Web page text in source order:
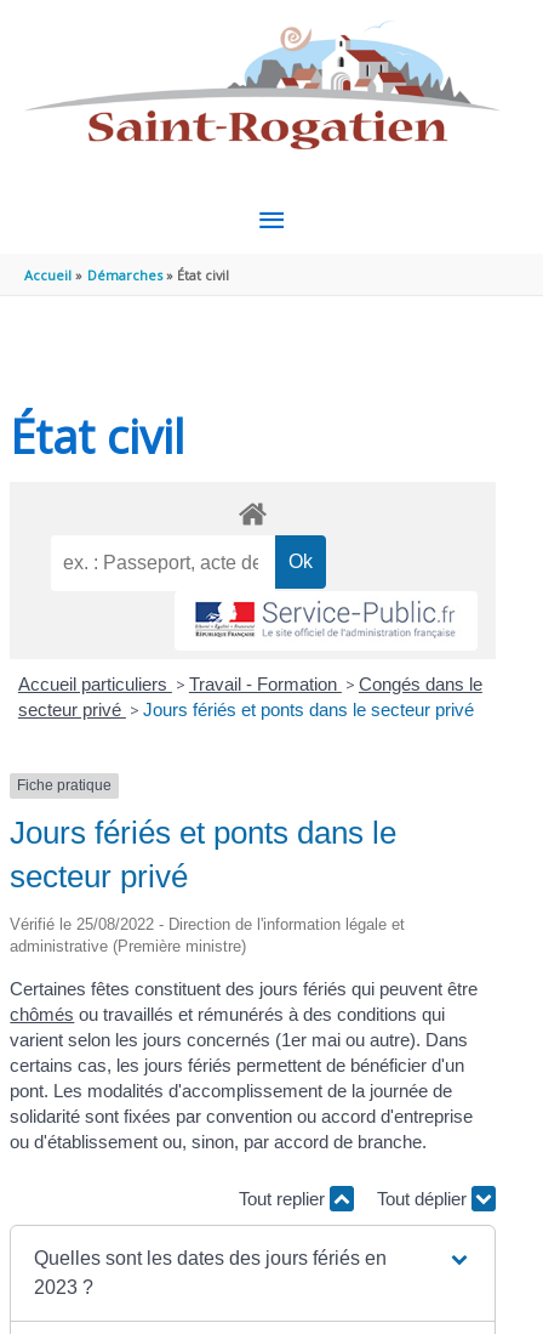
MENU
Accueil Démarches État civil
État civil
Accueil particuliers > Travail - Formation > Congés dans le
secteur privé > Jours fériés et ponts dans le secteur privé
Fiche pratique
Jours fériés et ponts dans le
secteur privé
Vérifié le 25/08/2022 - Direction de l'information légale et
administrative (Première ministre)
Certaines fêtes constituent des jours fériés qui peuvent être
chômés ou travaillés et rémunérés à des conditions qui
varient selon les jours concernés (1er mai ou autre). Dans
certains cas, les jours fériés permettent de bénéficier d'un
pont. Les modalités d'accomplissement de la journée de
solidarité sont fixées par convention ou accord d'entreprise
ou d'établissement ou, sinon, par accord de branche.
Tout replier Tout déplier
Quelles sont les dates des jours fériés en
2023 ?